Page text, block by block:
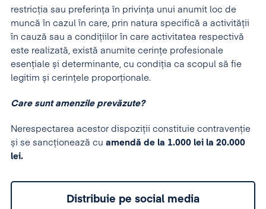
restricția sau preferința în privința unui anumit loc de
muncă în cazul în care, prin natura specifică a activității
în cauză sau a condițiilor în care activitatea respectivă
este realizată, există anumite cerințe profesionale
esențiale și determinante, cu condiția ca scopul să fie
legitim și cerințele proporționale.
Care sunt amenzile prevăzute?
Nerespectarea acestor dispoziții constituie contravenție
și se sancționează cu amendă de la 1.000 lei la 20.000
lei.
Distribuie pe social media